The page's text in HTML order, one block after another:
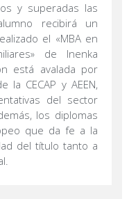
y superadas las
recibirá un
el «MBA en
de Inenka
está avalada por
CECAP y AEEN,
del sector
los diplomas
que da fe a la
del título tanto a